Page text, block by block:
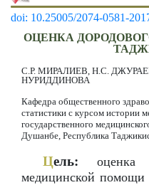
doi: 10.25005/2074-0581-
ОЦЕНКА
С.Р. МИРАЛИЕВ, Н.С.
НУРИДДИНОВА
Кафедра общественного
статистики с курсом истории
государственного
Душанбе, Республика
Цель: оценка
медицинской помощи